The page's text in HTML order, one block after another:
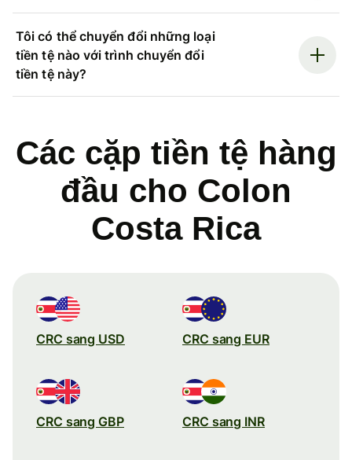
Tôi có thể chuyển đổi những loại
tiền tệ nào với trình chuyển đổi
tiền tệ này?
Các cặp tiền tệ hàng
đầu cho Colon
Costa Rica
CRC sang USD CRC sang EUR
CRC sang GBP CRC sang INR